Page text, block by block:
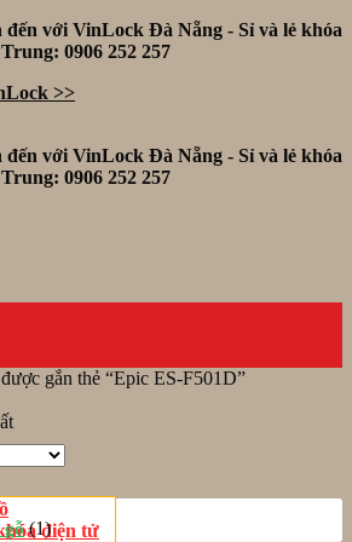
đến với VinLock Đà Nẵng - Sỉ và lẻ khóa
0906 252 257
>>
đến với VinLock Đà Nẵng - Sỉ và lẻ khóa
0906 252 257
điện tử
gắn thẻ “Epic ES-F501D”
gỗ (1)